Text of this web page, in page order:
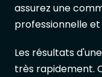
assurez une
professionnelle
Les résultats
très rapidement.